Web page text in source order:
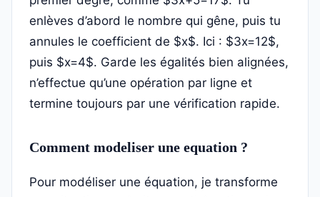
enlèves d’abord le nombre qui gêne, puis tu
annules le coefficient de $x$. Ici : $3x=12$,
puis $x=4$. Garde les égalités bien alignées,
n’effectue qu’une opération par ligne et
termine toujours par une vérification rapide.
Comment modeliser une equation ?
Pour modéliser une équation, je transforme